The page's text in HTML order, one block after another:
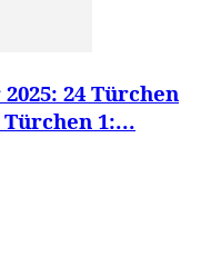
24 Türchen
1:...